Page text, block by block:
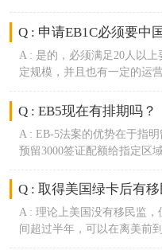
A : 是的，必须满足20人以
定规模，并且也有一定的运营
Q : EB5现在有排期吗？
A : EB-5法案的优势在于指
预留3000签证配额给指定区
该类申请人无需排期。
Q : 取得美国绿卡后有移
A : 理论上美国没有移民监
间超过半年，可以在离美前
不会在入境时遇到麻烦。